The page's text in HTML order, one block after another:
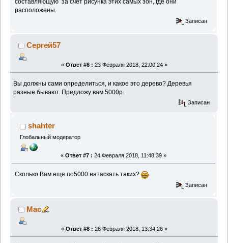
составляющую за счет рисунка этих самых зон, где они
расположены.
Записан
Сергей57
« Ответ #6 : 23 Февраля 2018, 22:00:24 »
Вы должны сами определиться, и какое это дерево? Деревья
разные бывают. Предложу вам 5000р.
Записан
shahter
Глобальный модератор
« Ответ #7 : 24 Февраля 2018, 11:48:39 »
Сколько Вам еще по5000 натаскать таких?
Записан
Mac
« Ответ #8 : 26 Февраля 2018, 13:34:26 »